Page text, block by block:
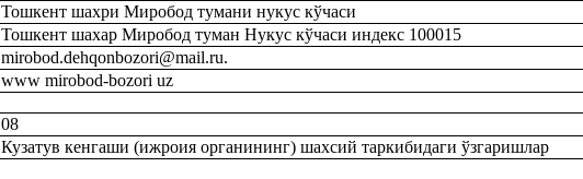
Тошкент шахри Миробод тумани нукус кўчаси
Тошкент шахар Миробод туман Нукус кўчаси индекс 100015
mirobod.dehqonbozori@mail.ru.
www mirobod-bozori uz
08
Кузатув кенгаши (ижроия органининг) шахсий таркибидаги ўзгаришлар